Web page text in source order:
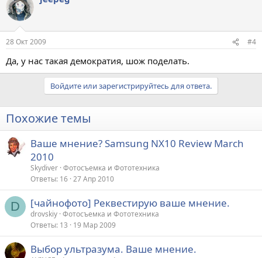
28 Окт 2009 #4
Да, у нас такая демократия, шож поделать.
Войдите или зарегистрируйтесь для ответа.
Похожие темы
Ваше мнение? Samsung NX10 Review March
2010
Skydiver Фотосъемка и Фототехника
Ответы 16 27 Апр 2010
D [чайнофото] Реквестирую ваше мнение.
drovskiy Фотосъемка и Фототехника
Ответы 13 19 Мар 2009
Выбор ультразума. Ваше мнение.